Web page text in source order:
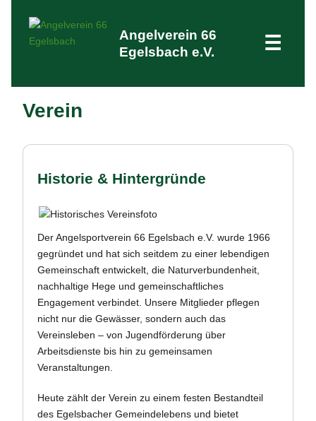
Angelverein 66
Egelsbach e.V.
☰
Verein
Historie & Hintergründe
Der Angelsportverein 66 Egelsbach e.V. wurde 1966
gegründet und hat sich seitdem zu einer lebendigen
Gemeinschaft entwickelt, die Naturverbundenheit,
nachhaltige Hege und gemeinschaftliches
Engagement verbindet. Unsere Mitglieder pflegen
nicht nur die Gewässer, sondern auch das
Vereinsleben – von Jugendförderung über
Arbeitsdienste bis hin zu gemeinsamen
Veranstaltungen.
Heute zählt der Verein zu einem festen Bestandteil
des Egelsbacher Gemeindelebens und bietet